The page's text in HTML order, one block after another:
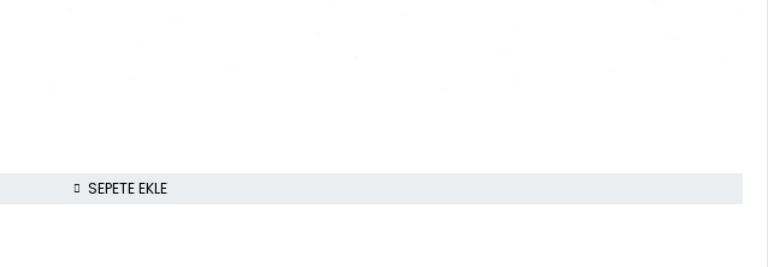
SEPETE EKLE